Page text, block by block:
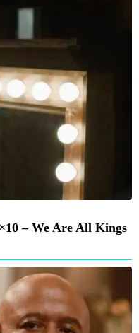
– We Are All Kings